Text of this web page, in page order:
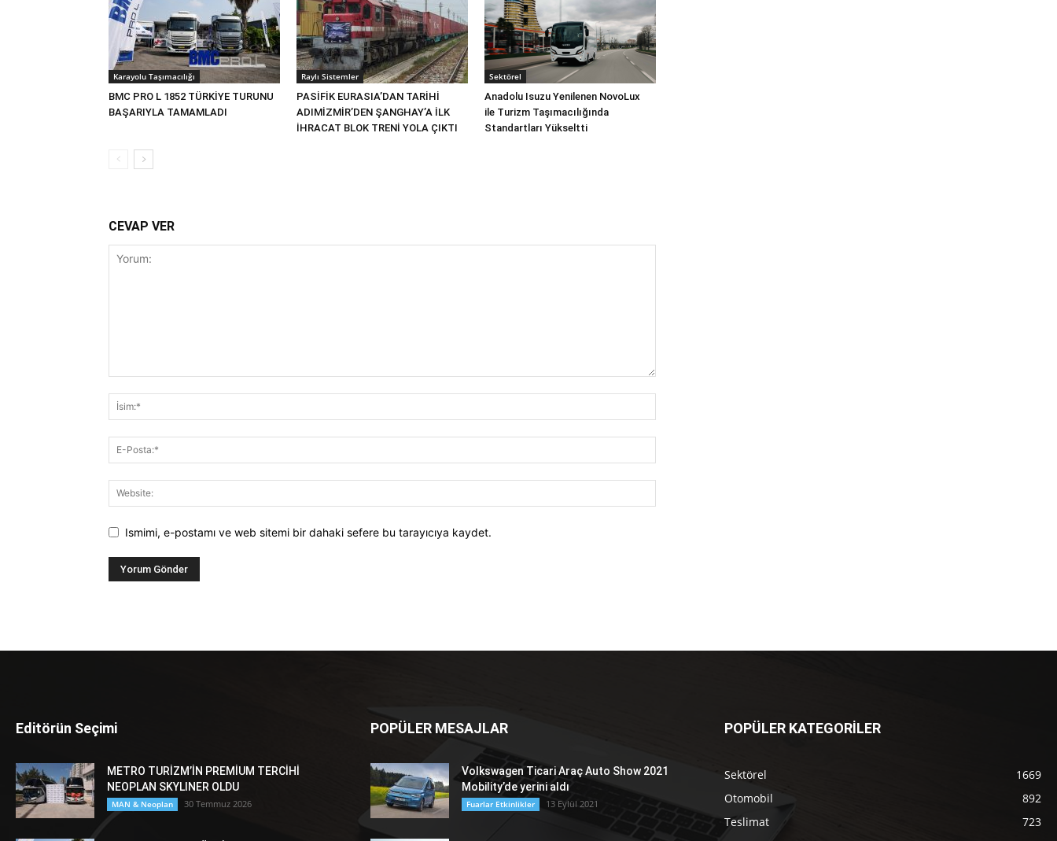
Karayolu Taşımacılığı
BMC PRO L 1852 TÜRKİYE TURUNU
BAŞARIYLA TAMAMLADI
Raylı Sistemler
PASİFİK EURASIA’DAN TARİHİ
ADIMİZMİR’DEN ŞANGHAY’A İLK
İHRACAT BLOK TRENİ YOLA ÇIKTI
Sektörel
Anadolu Isuzu Yenilenen NovoLux
ile Turizm Taşımacılığında
Standartları Yükseltti
CEVAP VER
Ismimi, e-postamı ve web sitemi bir dahaki sefere bu tarayıcıya kaydet.
Editörün Seçimi
METRO TURİZM’İN PREMİUM TERCİHİ
NEOPLAN SKYLINER OLDU
MAN & Neoplan 30 Temmuz 2026
POPÜLER MESAJLAR
Volkswagen Ticari Araç Auto Show 2021
Mobility’de yerini aldı
Fuarlar Etkinlikler 13 Eylül 2021
POPÜLER KATEGORİLER
Sektörel
1669
Otomobil
892
Teslimat
723